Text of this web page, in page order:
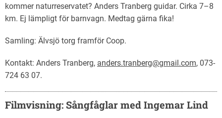
kommer naturreservatet? Anders Tranberg guidar. Cirka 7–8
km. Ej lämpligt för barnvagn. Medtag gärna fika!
Samling: Älvsjö torg framför Coop.
Kontakt: Anders Tranberg, anders.tranberg@gmail.com, 073-
724 63 07.
Filmvisning: Sångfåglar med Ingemar Lind